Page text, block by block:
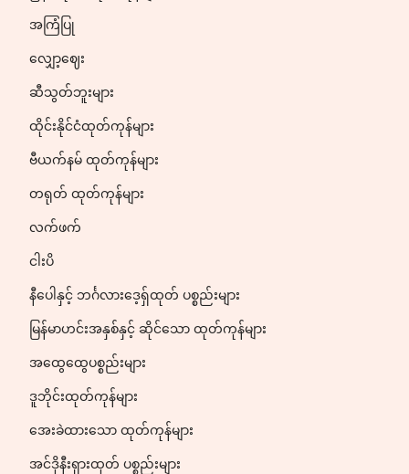
အကြံပြု
လျှော့ဈေး
ဆီသွတ်ဘူးများ
ထိုင်းနိုင်ငံထုတ်ကုန်များ
ဗီယက်နမ် ထုတ်ကုန်များ
တရုတ် ထုတ်ကုန်များ
လက်ဖက်
ငါးပိ
နီပေါနှင့် ဘင်္ဂလားဒေ့ရှ်ထုတ် ပစ္စည်းများ
မြန်မာဟင်းအနှစ်နှင့် ဆိုင်သော ထုတ်ကုန်များ
အထွေထွေပစ္စည်းများ
ဒူဘိုင်းထုတ်ကုန်များ
အေးခဲထားသော ထုတ်ကုန်များ
အင်ဒိုနီးရှားထုတ် ပစ္စည်းများ